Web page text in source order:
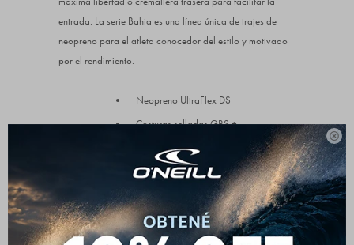

entrada. La serie Bahia es una línea única de trajes de
neopreno para el atleta conocedor del estilo y motivado
por el rendimiento.
Neopreno UltraFlex DS
Costuras selladas GBS +
Cortafuegos UltraFlex
Serie Bahía
Cremallera en el pecho
Zonas de remo sin costuras
3/2 mm